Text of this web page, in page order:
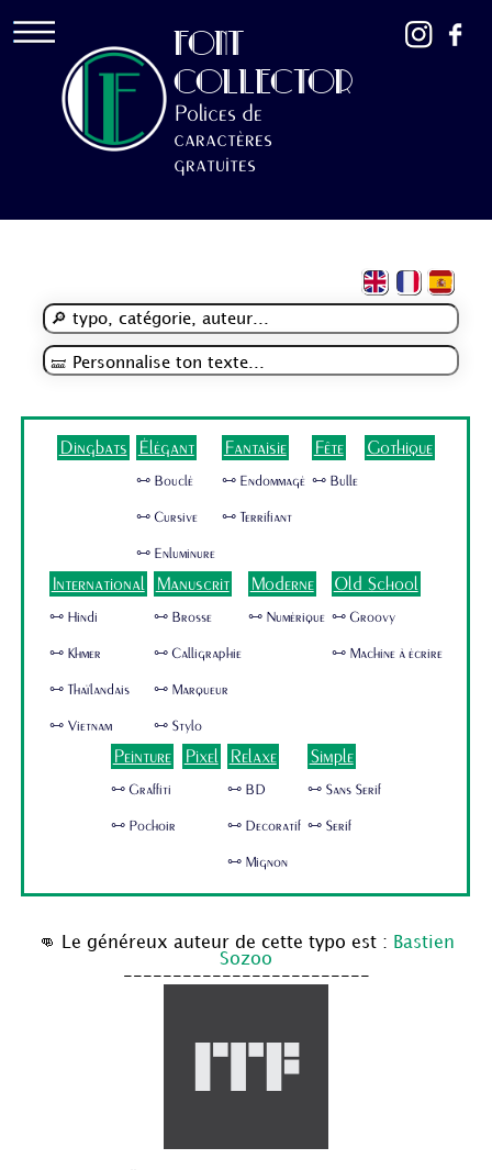
FONT
COLLECTOR
Polices de
caractères
gratuites
Dingbats Élégant
🜺 Bouclé
🜺 Cursive
🜺 Enluminure
Fantaisie
🜺 Endommagé
🜺 Terrifiant
Fête
🜺 Bulle
Gothique
International
🜺 Hindi
🜺 Khmer
🜺 Thaïlandais
🜺 Vietnam
Manuscrit
🜺 Brosse
🜺 Calligraphie
🜺 Marqueur
🜺 Stylo
Moderne
🜺 Numérique
Old School
🜺 Groovy
🜺 Machine à écrire
Peinture
🜺 Graffiti
🜺 Pochoir
Pixel Relaxe
🜺 BD
🜺 Decoratif
🜺 Mignon
Simple
🜺 Sans Serif
🜺 Serif
👊 Le généreux auteur de cette typo est : Bastien
Sozoo
-------------------------